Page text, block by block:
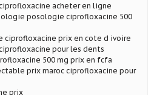
acheter en ligne
posologie ciprofloxacine 500
ciprofloxacine prix en cote d ivoire
pour les dents
500 mg prix en fcfa
prix maroc ciprofloxacine pour
prix